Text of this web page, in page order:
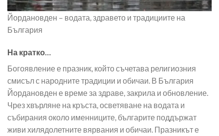
Йордановден – водата, здравето и традициите на
България
На кратко…
Богоявление е празник, който съчетава религиозния
смисъл с народните традиции и обичаи. В България
Йордановден е време за здраве, закрила и обновление.
Чрез хвърляне на кръста, осветяване на водата и
събирания около именниците, българите поддържат
живи хилядолетните вярвания и обичаи. Празникът е